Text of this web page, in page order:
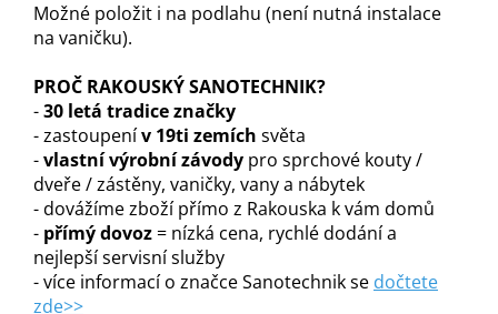
Možné položit i na podlahu (není nutná instalace
na vaničku).
PROČ RAKOUSKÝ SANOTECHNIK?
-30 letá tradice značky
- zastoupenív 19ti zemích světa
-vlastní výrobní závody pro sprchové kouty /
dveře / zástěny, vaničky, vany a nábytek
- dovážíme zboží přímo z Rakouska k vám domů
- přímý dovoz= nízká cena, rychlé dodání a
nejlepší servisní služby
- více informací o značce Sanotechnik se dočtete
zde>>